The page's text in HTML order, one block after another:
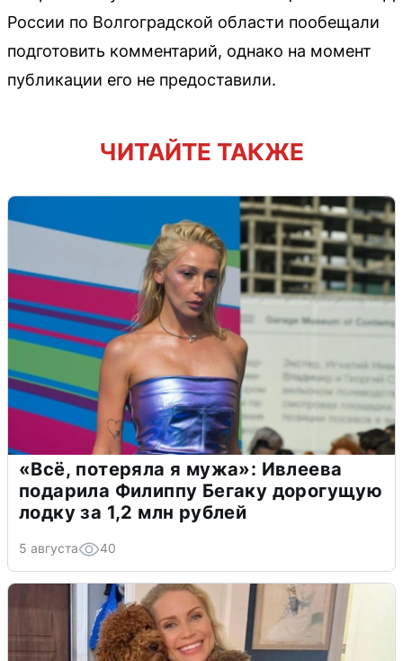
России по Волгоградской области пообещали
подготовить комментарий, однако на момент
публикации его не предоставили.
ЧИТАЙТЕ ТАКЖЕ
«Всё, потеряла я мужа»: Ивлеева
подарила Филиппу Бегаку дорогущую
лодку за 1,2 млн рублей
5 августа 40